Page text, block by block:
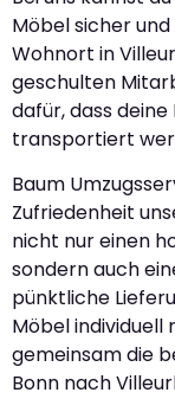
Möbel sicher
Wohnort in
geschulten
dafür, dass
transportiert
Baum
Zufriedenheit
nicht nur einen
sondern auch
pünktliche
Möbel individuell
gemeinsam die
Bonn nach